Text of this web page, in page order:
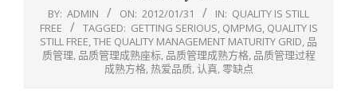
BY: ADMIN ON: 2012/01/31 IN: QUALITY IS STILL
FREE
TAGGED: GETTING SERIOUS, QMPMG, QUALITY IS
STILL FREE,THE QUALITY MANAGEMENT MATURITY GRID, 品
质管理, 品质管理成熟座标, 品质管理成熟方格, 品质管理过程
成熟方格, 热爱品质,认真, 零缺点